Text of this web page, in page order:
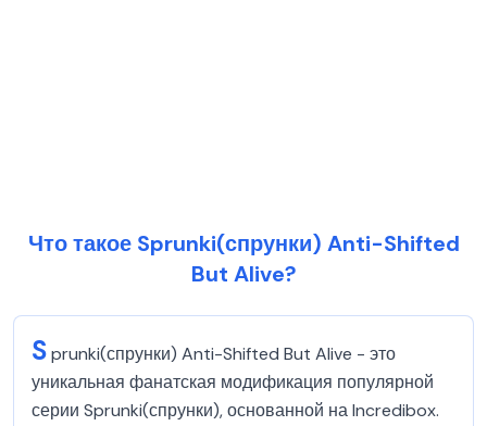
Что такое Sprunki(спрунки) Anti-Shifted
But Alive?
Sprunki(спрунки) Anti-Shifted But Alive - это
уникальная фанатская модификация популярной
серии Sprunki(спрунки), основанной на Incredibox.